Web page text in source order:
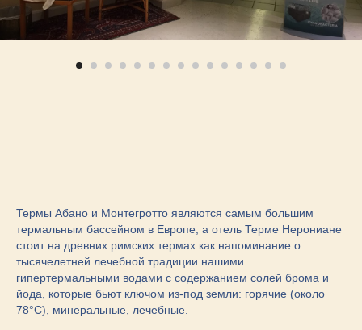
Термы Абано и Монтегротто являются самым большим
термальным бассейном в Европе, а отель Терме Нерониане
стоит на древних римских термах как напоминание о
тысячелетней лечебной традиции нашими
гипертермальными водами с содержанием солей брома и
йода, которые бьют ключом из-под земли: горячие (около
78°C), минеральные, лечебные.